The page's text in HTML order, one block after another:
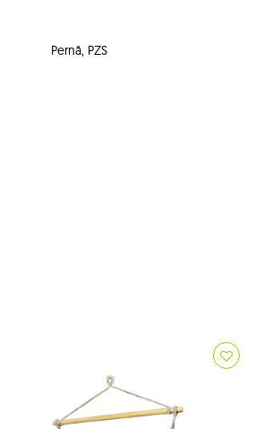
Pernă, PZS